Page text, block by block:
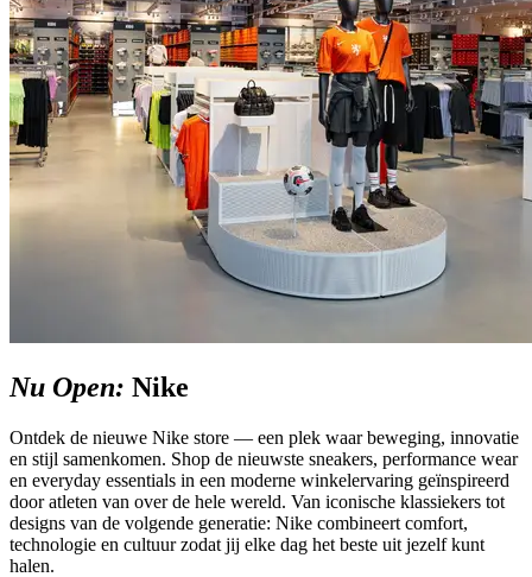
Nu Open: Nike
Ontdek de nieuwe Nike store — een plek waar beweging, innovatie
en stijl samenkomen. Shop de nieuwste sneakers, performance wear
en everyday essentials in een moderne winkelervaring geïnspireerd
door atleten van over de hele wereld. Van iconische klassiekers tot
designs van de volgende generatie: Nike combineert comfort,
technologie en cultuur zodat jij elke dag het beste uit jezelf kunt
halen.